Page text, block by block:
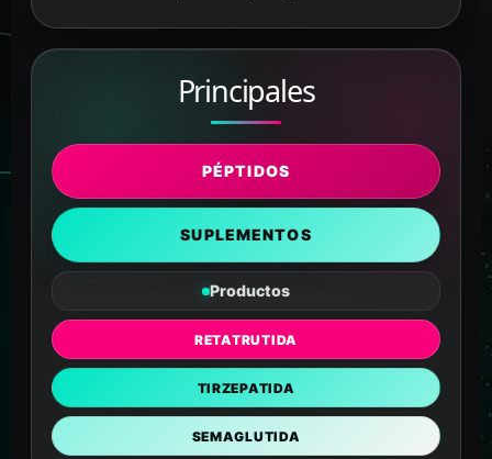
Principales
PÉPTIDOS
SUPLEMENTOS
Productos
RETATRUTIDA
TIRZEPATIDA
SEMAGLUTIDA